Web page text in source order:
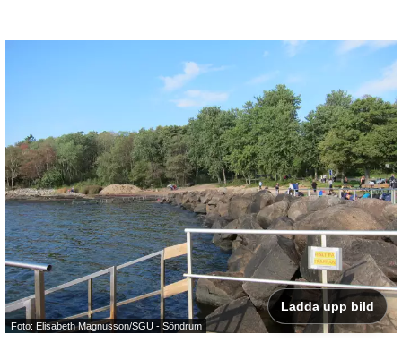
Foto: Elisabeth Magnusson/SGU - Söndrum
Ladda upp bild